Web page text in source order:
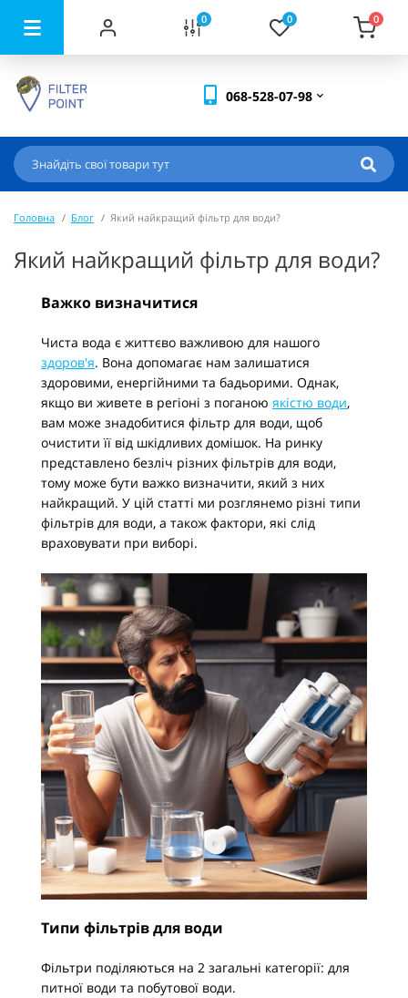
0 0 0
068-528-07-98
Головна Блог Який найкращий фільтр для води?
Який найкращий фільтр для води?
Важко визначитися
Чиста вода є життєво важливою для нашого
здоров'я. Вона допомагає нам залишатися
здоровими, енергійними та бадьорими. Однак,
якщо ви живете в регіоні з поганою якістю води,
вам може знадобитися фільтр для води, щоб
очистити її від шкідливих домішок. На ринку
представлено безліч різних фільтрів для води,
тому може бути важко визначити, який з них
найкращий. У цій статті ми розглянемо різні типи
фільтрів для води, а також фактори, які слід
враховувати при виборі.
Типи фільтрів для води
Фільтри поділяються на 2 загальні категорії: для
питної води та побутової води.